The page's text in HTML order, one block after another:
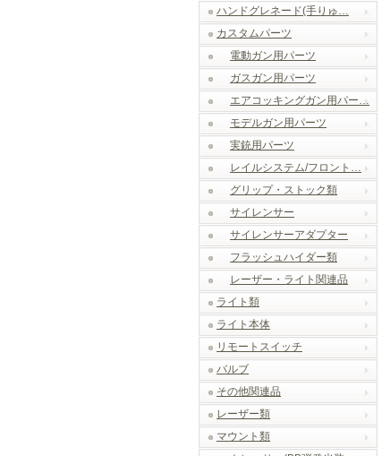
ハンドグレネード(手りゅ…
カスタムパーツ
電動ガン用パーツ
ガスガン用パーツ
エアコッキングガン用パー…
モデルガン用パーツ
実銃用パーツ
レイルシステム/フロント…
グリップ・ストック類
サイレンサー
サイレンサーアダプター
フラッシュハイダー類
レーザー・ライト関連品
ライト類
ライト本体
リモートスイッチ
バルブ
その他関連品
レーザー類
マウント類